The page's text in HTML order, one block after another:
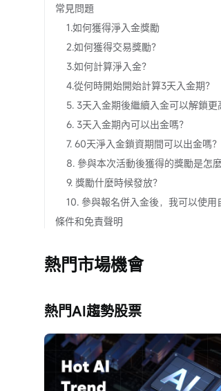
常見問題
1.如何獲得淨入金獎勵
2.如何獲得交易獎勵？
3.如何計算淨入金？
4.從何時開始開始計算3天入金期？
6. 3天入金期內可以出金嗎？
7. 60天淨入金鎖資期間可以出金嗎？
9. 獎勵什麼時候發放？
條件和免責聲明
熱門市場機會
熱門AI趨勢股票